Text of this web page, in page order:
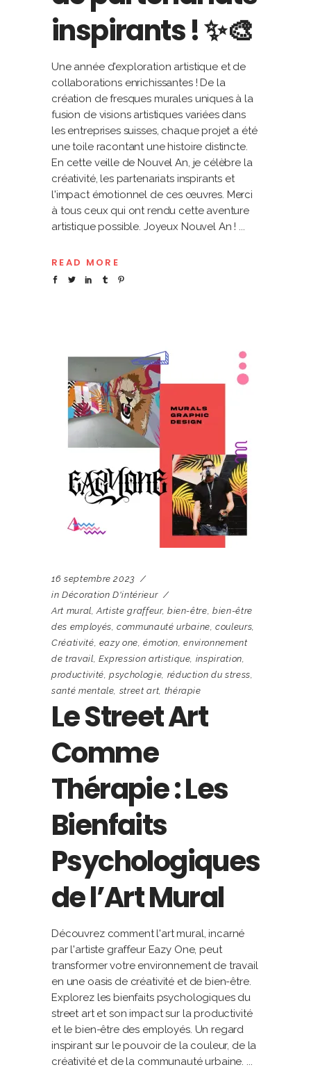
inspirants ! ✨🎨
Une année d'exploration artistique et de
collaborations enrichissantes ! De la
création de fresques murales uniques à la
fusion de visions artistiques variées dans
les entreprises suisses, chaque projet a été
une toile racontant une histoire distincte.
En cette veille de Nouvel An, je célèbre la
créativité, les partenariats inspirants et
l'impact émotionnel de ces œuvres. Merci
à tous ceux qui ont rendu cette aventure
artistique possible. Joyeux Nouvel An !
READ MORE
16 septembre 2023
in Décoration D'intérieur
Art mural,Artiste graffeur, bien-être,bien-être
des employés,communauté urbaine,couleurs,
Créativité, eazy one,émotion,environnement
de travail, Expression artistique, inspiration,
productivité,psychologie, réduction du stress,
santé mentale, street art, thérapie
Le Street Art
Comme
Thérapie : Les
Bienfaits
Psychologiques
de l’Art Mural
Découvrez comment l'art mural, incarné
par l'artiste graffeur Eazy One, peut
transformer votre environnement de travail
en une oasis de créativité et de bien-être.
Explorez les bienfaits psychologiques du
street art et son impact sur la productivité
et le bien-être des employés. Un regard
inspirant sur le pouvoir de la couleur, de la
créativité et de la communauté urbaine.